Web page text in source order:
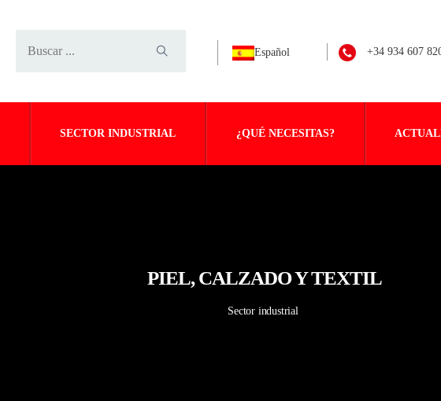
Español +34 934 607
SECTOR INDUSTRIAL ¿QUÉ NECESITAS?
PIEL, CALZADO Y TEXTIL
Sector industrial